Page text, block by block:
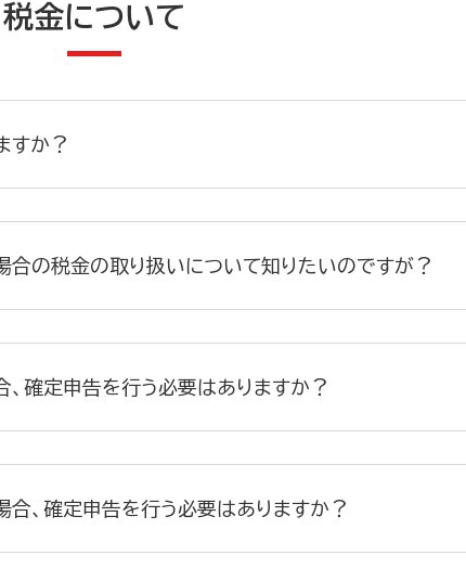
税金について
すか？
合の税金の取り扱いについて知りたいのですが？
確定申告を行う必要はありますか？
、確定申告を行う必要はありますか？